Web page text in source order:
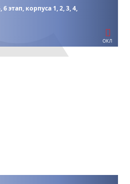
этап, корпуса 1, 2, 3, 4,
ОКЛ